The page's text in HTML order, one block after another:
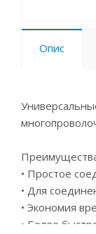
Опис
• Простое
• Для
• Экономия
• Более